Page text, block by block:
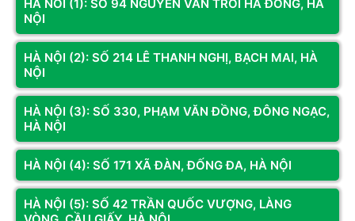
Mã SP: LTDE06
Laptop Dell Pro 15 Essential
PV15250 VKVKD (Core 3-100U |
8GB | 512GB SSD | 15.6" FHD |
Intel Graphics | Ubuntu | Black)
13.690.000đ
Còn hàng Thêm vào giỏ
E1504FA-BQ340W (Ryzen 5 40 |
15.6 inch FHD | Win 11 | Bạc)
18.790.000đ
Còn hàng Thêm vào giỏ
HÀ NÔI (1): SỐ 94 NGUYỄN VĂN TRỖI HÀ ĐÔNG, HÀ
NỘI
HÀ NỘI (2): SỐ 214 LÊ THANH NGHỊ, BẠCH MAI, HÀ
NỘI
HÀ NỘI (3): SỐ 330, PHẠM VĂN ĐỒNG, ĐÔNG NGẠC,
HÀ NỘI
HÀ NỘI (4): SỐ 171 XÃ ĐÀN, ĐỐNG ĐA, HÀ NỘI
HÀ NỘI (5): SỐ 42 TRẦN QUỐC VƯỢNG, LÀNG